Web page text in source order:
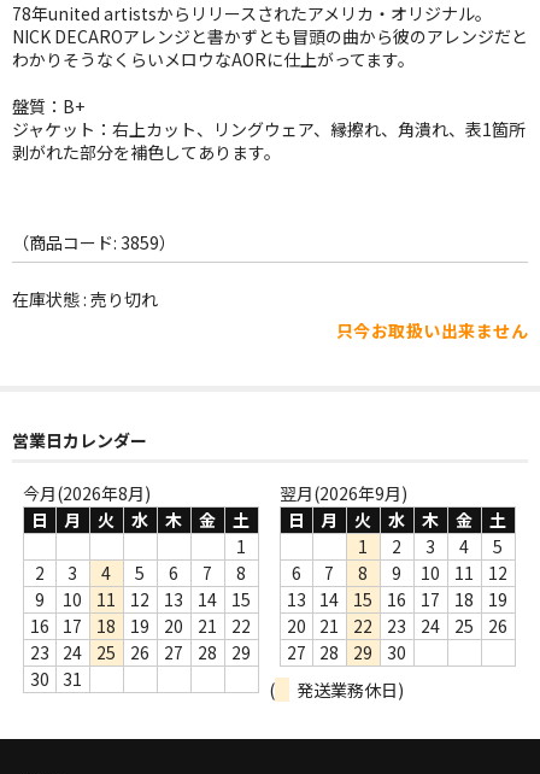
JAZZ-JP
J-POP
FOLK,SSW
レア盤（1万円以上）
Webのみ no.1
Webのみ no.2
Webのみ no.3
Webのみ no.4
売り切れ
Help
78年united artistsからリリースされたアメリカ・オリジナル。
NICK DECAROアレンジと書かずとも冒頭の曲から彼のアレンジだと
わかりそうなくらいメロウなAORに仕上がってます。
盤質：B+
ジャケット：右上カット、リングウェア、縁擦れ、角潰れ、表1箇所
剥がれた部分を補色してあります。
（商品コード: 3859）
在庫状態 : 売り切れ
只今お取扱い出来ません
営業日カレンダー
今月(2026年8月)
日
月 火 水 木 金
土
1
2
3 4 5 6 7
8
9
10 11 12 13 14
15
16
17 18 19 20 21
22
23
24 25 26 27 28
29
30
31
翌月(2026年9月)
日
月 火 水 木 金
土
1
2 3 4
5
6
7 8 9 10 11
12
13
14 15 16 17 18
19
20
21 22 23 24 25
26
27
28 29
30
(
発送業務休日)